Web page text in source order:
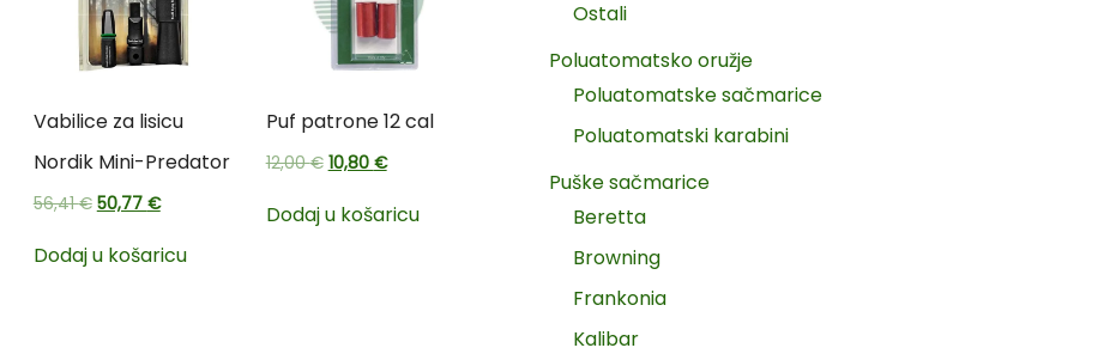
Vabilice za lisicu
Nordik Mini-Predator
56,41€ 50,77 €
Dodaj u košaricu
Puf patrone 12 cal
12,00€ 10,80 €
Dodaj u košaricu
Ostali
Poluatomatsko oružje
Poluatomatske sačmarice
Poluatomatski karabini
Puške sačmarice
Beretta
Browning
Frankonia
Kalibar